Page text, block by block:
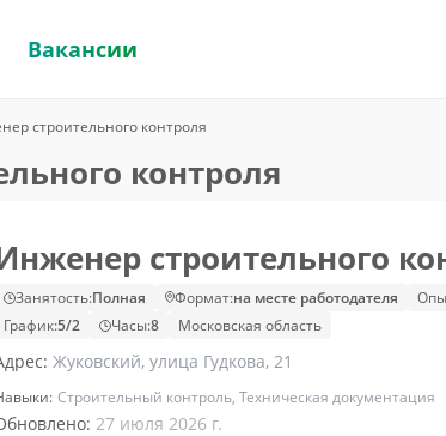
Вакансии
строительного контроля
контроля
строительного
Занятость:Полная Формат:на месте работодателя
График:5/2 Часы:8 Московская область
Жуковский, улица Гудкова, 21
Строительный контроль, Техническая документация
27 июля 2026 г.